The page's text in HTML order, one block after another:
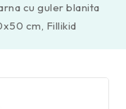
cu guler blanita
cm, Fillikid